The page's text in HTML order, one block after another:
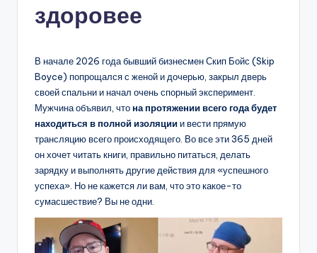
здоровее
В начале 2026 года бывший бизнесмен Скип Бойс (Skip
Boyce) попрощался с женой и дочерью, закрыл дверь
своей спальни и начал очень спорный эксперимент.
Мужчина объявил, чтона протяжении всего года будет
находиться в полной изоляциии вести прямую
трансляцию всего происходящего. Во все эти 365 дней
он хочет читать книги, правильно питаться, делать
зарядку и выполнять другие действия для «успешного
успеха». Но не кажется ли вам, что это какое-то
сумасшествие? Вы не одни.